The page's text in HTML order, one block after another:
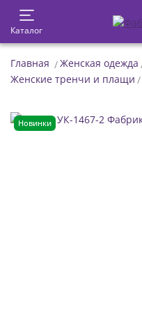
Каталог
Главная Женская одежда
Женские тренчи и плащи
Новинки